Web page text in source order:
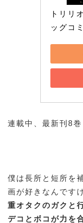
トリリ
ッグコ
連載中、最新刊8
僕は長所と短所を
画が好きなんです
重オタクのガクと
デコとボコが力を